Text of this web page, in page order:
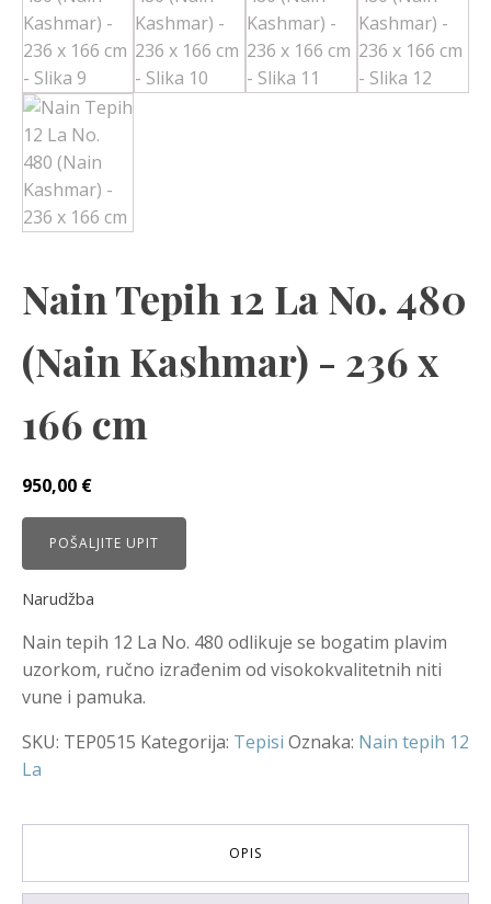
Nain Tepih 12 La No. 480
(Nain Kashmar) - 236 x
166 cm
950,00 €
POŠALJITE UPIT
Narudžba
Nain tepih 12 La No. 480 odlikuje se bogatim plavim
uzorkom, ručno izrađenim od visokokvalitetnih niti
vune i pamuka.
SKU: TEP0515 Kategorija: Tepisi Oznaka: Nain tepih 12
La
OPIS